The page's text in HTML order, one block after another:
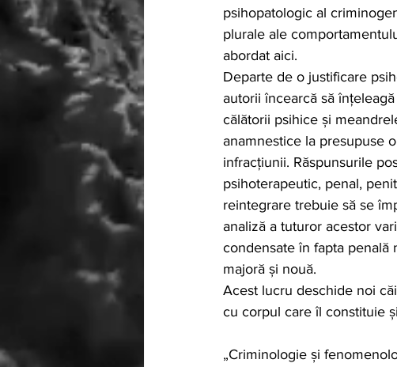
psihopatologic al
plurale ale
abordat aici.
Departe de o justificare
autorii încearcă să
călătorii psihice și
anamnestice la presupuse
infracțiunii. Răspunsurile
psihoterapeutic, penal,
reintegrare trebuie să se
analiză a tuturor acestor
condensate în fapta penală
majoră și nouă.
Acest lucru deschide noi
cu corpul care îl constituie
„Criminologie și